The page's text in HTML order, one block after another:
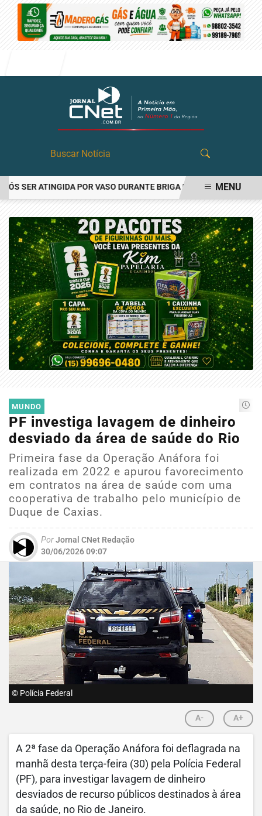
SER ATINGIDA POR VASO DURANTE BRIGA FAMILIAR EM ANGATUBA
MENU
MUNDO
PF investiga lavagem de dinheiro
desviado da área de saúde do Rio
Primeira fase da Operação Anáfora foi
realizada em 2022 e apurou favorecimento
em contratos na área de saúde com uma
cooperativa de trabalho pelo município de
Duque de Caxias.
PorJornal CNet Redação
30/06/2026 09:07
© Polícia Federal
A- A+
A 2ª fase da Operação Anáfora foi deflagrada na
manhã desta terça-feira (30) pela Polícia Federal
(PF), para investigar lavagem de dinheiro
desviados de recurso públicos destinados à área
da saúde, no Rio de Janeiro.